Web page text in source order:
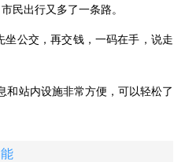
民出行又多了一条路。
坐公交，再交钱，一码在手，说走
和站内设施非常方便，可以轻松了